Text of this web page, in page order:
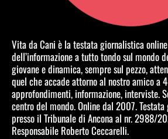
Vita da Cani è la testata giornalistica
dell’informazione a tutto tondo sul mondo
giovane e dinamica, sempre sul pezzo,
quel che accade attorno al nostro amico a
approfondimenti, informazione, interviste.
centro del mondo. Online dal 2007.
presso il Tribunale di Ancona al nr. 2988/
Responsabile Roberto Ceccarelli.